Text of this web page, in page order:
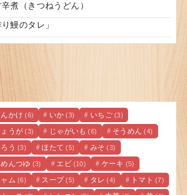
煮（きつねうどん）
鰻のタレ」
かけ (6) いか (3) いちご (3)
ょうが (3) じゃがいも (6) そうめん (4)
う (3) ほたて (5) みそ (3)
めんつゆ (3) エビ (10) ケーキ (5)
ム (6) スープ (5) タレ (4) トマト (7)